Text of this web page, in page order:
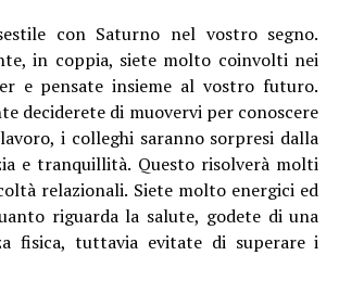
con Saturno nel vostro segno.
in coppia, siete molto coinvolti nei
e pensate insieme al vostro futuro.
deciderete di muovervi per conoscere
i colleghi saranno sorpresi dalla
e tranquillità. Questo risolverà molti
relazionali. Siete molto energici ed
riguarda la salute, godete di una
fisica, tuttavia evitate di superare i